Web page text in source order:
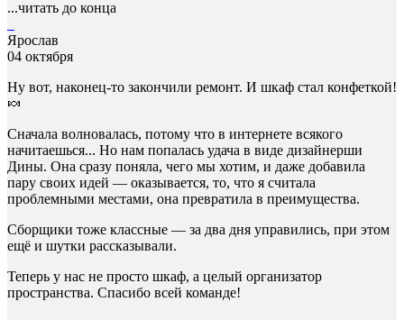
...читать до конца
Ярослав
04 октября
Ну вот, наконец-то закончили ремонт. И шкаф стал конфеткой!
🍬
Сначала волновалась, потому что в интернете всякого
начитаешься... Но нам попалась удача в виде дизайнерши
Дины. Она сразу поняла, чего мы хотим, и даже добавила
пару своих идей — оказывается, то, что я считала
проблемными местами, она превратила в преимущества.
Сборщики тоже классные — за два дня управились, при этом
ещё и шутки рассказывали.
Теперь у нас не просто шкаф, а целый организатор
пространства. Спасибо всей команде!